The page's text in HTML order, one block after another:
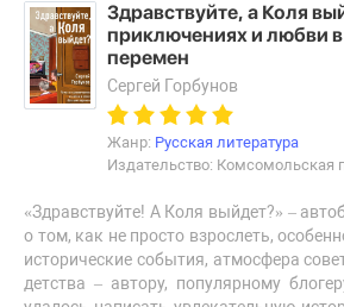
Здравствуйте, а Коля
приключениях и любви
перемен
Сергей Горбунов
Жанр: Русская литература
Издательство: Комсомольская
«Здравствуйте! А Коля выйдет?» –
о том, как не просто взрослеть,
исторические события, атмосфера
детства – автору, популярному